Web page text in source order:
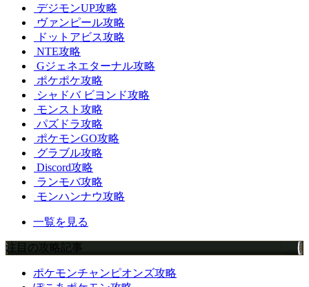
デジモンUP攻略
ヴァンピール攻略
ドットアビス攻略
NTE攻略
Gジェネエターナル攻略
ポケポケ攻略
シャドバ ビヨンド攻略
モンスト攻略
パズドラ攻略
ポケモンGO攻略
グラブル攻略
Discord攻略
ランモバ攻略
モンハンナウ攻略
一覧を見る
注目の攻略記事
ポケモンチャンピオンズ攻略